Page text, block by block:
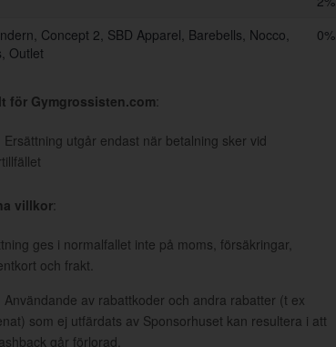
Concept 2, SBD Apparel, Barebells, Nocco,
Outlet
0%
för Gymgrossisten.com:
Ersättning utgår endast när betalning sker vid
villkor:
ges i normalfallet inte på moms, försäkringar,
och frakt.
Användande av rabattkoder och andra rabatter (t ex
som ej utfärdats av Sponsorhuset kan resultera i att
går förlorad.